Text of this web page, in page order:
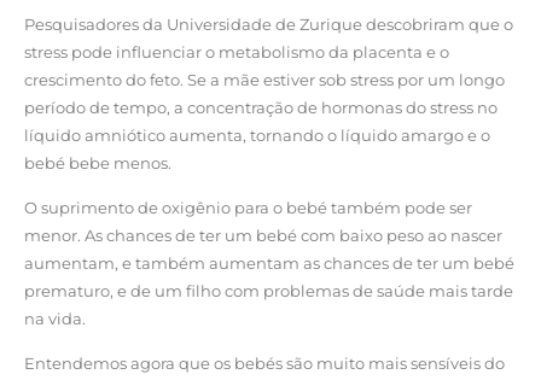
Pesquisadores da Universidade de Zurique descobriram que o
stress pode influenciar o metabolismo da placenta e o
crescimento do feto. Se a mãe estiver sob stress por um longo
período de tempo, a concentração de hormonas do stress no
líquido amniótico aumenta, tornando o líquido amargo e o
bebé bebe menos.
O suprimento de oxigênio para o bebé também pode ser
menor. As chances de ter um bebé com baixo peso ao nascer
aumentam, e também aumentam as chances de ter um bebé
prematuro, e de um filho com problemas de saúde mais tarde
na vida.
Entendemos agora que os bebés são muito mais sensíveis do